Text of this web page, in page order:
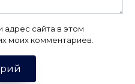
адрес сайта в этом
моих комментариев.